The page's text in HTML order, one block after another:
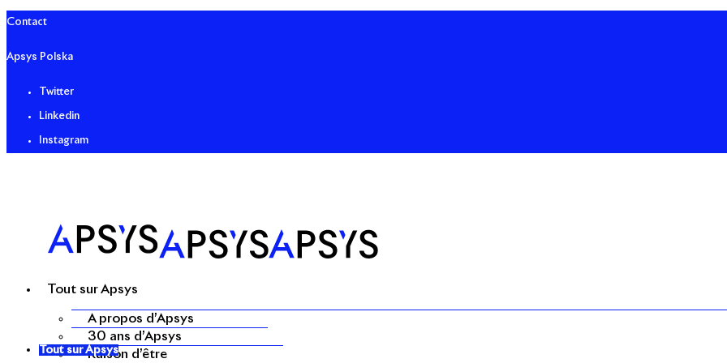
Contact
Apsys Polska
Twitter
Linkedin
Instagram
Tout sur Apsys
A propos d’Apsys
30 ans d’Apsys
Raison d’être
Tout sur Apsys